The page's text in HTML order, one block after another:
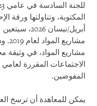
أبريل/نيسان
مشاريع المواد، في وثيقة
المفوضين.
يمكن للمعاهدة أن ترسخ